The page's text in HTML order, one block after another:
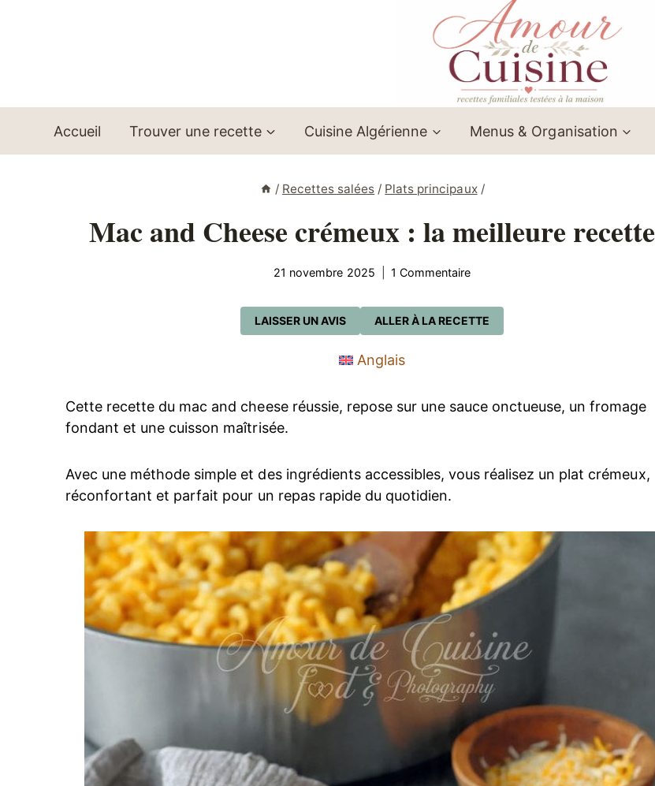
Accueil Trouver une recette Cuisine Algérienne Menus & Organisation
/ Recettes salées / Plats principaux /
Mac and Cheese crémeux : la meilleure recette
21 novembre 2025 1 Commentaire
ALLER À LA RECETTE
LAISSER UN AVIS
Anglais
Cette recette du mac and cheese réussie, repose sur une sauce onctueuse, un fromage
fondant et une cuisson maîtrisée.
Avec une méthode simple et des ingrédients accessibles, vous réalisez un plat crémeux,
réconfortant et parfait pour un repas rapide du quotidien.